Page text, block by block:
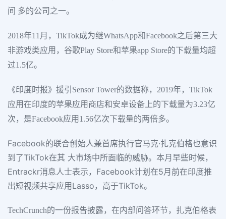
间 多的公司之一。
2018年11月，TikTok成为继WhatsApp和Facebook之后第三大
非游戏类应用，谷歌Play Store和苹果app Store的下载量均超
过1.5亿。
《印度时报》援引Sensor Tower的数据称，2019年，TikTok
应用在印度的苹果应用商店和安卓设备上的下载量为3.23亿
次，是Facebook应用1.56亿次下载量的两倍多。
Facebook的联合创始人兼首席执行官马克·扎克伯格也意识
到了TikTok在其 大市场中所面临的威胁。本月早些时候，
Entrackr消息人士表示，Facebook计划在5月前在印度推
出短视频共享应用Lasso，高于TikTok。
TechCrunch的一份报告披露，在内部问答环节，扎克伯格表